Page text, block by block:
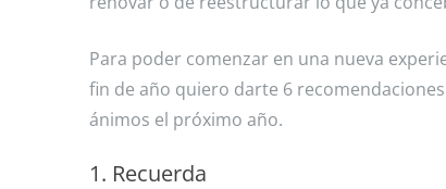
Para poder comenzar en una nueva
fin de año quiero darte 6
ánimos el próximo año.
1. Recuerda